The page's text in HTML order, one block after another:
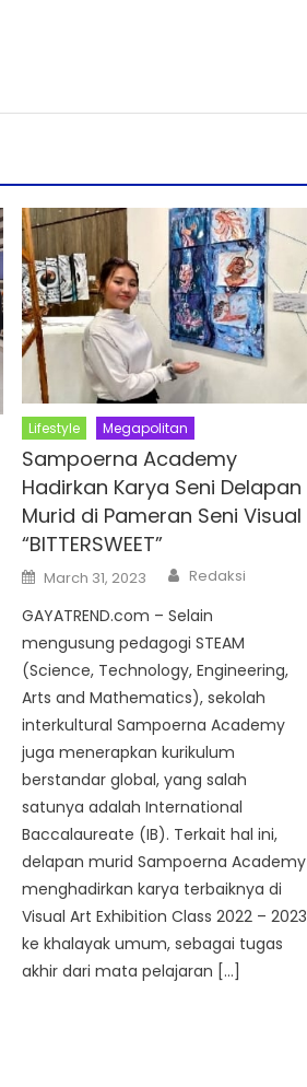
Lifestyle Megapolitan
Sampoerna Academy
Hadirkan Karya Seni Delapan
Murid di Pameran Seni Visual
“BITTERSWEET”
Posted
on
March 31, 2023 Author
Redaksi
GAYATREND.com – Selain
mengusung pedagogi STEAM
(Science, Technology, Engineering,
Arts and Mathematics), sekolah
interkultural Sampoerna Academy
juga menerapkan kurikulum
berstandar global, yang salah
satunya adalah International
Baccalaureate (IB). Terkait hal ini,
delapan murid Sampoerna Academy
menghadirkan karya terbaiknya di
Visual Art Exhibition Class 2022 – 2023
ke khalayak umum, sebagai tugas
akhir dari mata pelajaran […]